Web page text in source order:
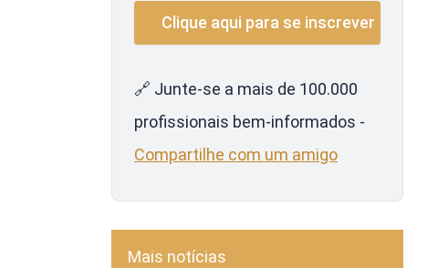
🔗 Junte-se a mais de 100.000
profissionais bem-informados -
Compartilhe com um amigo
Mais notícias